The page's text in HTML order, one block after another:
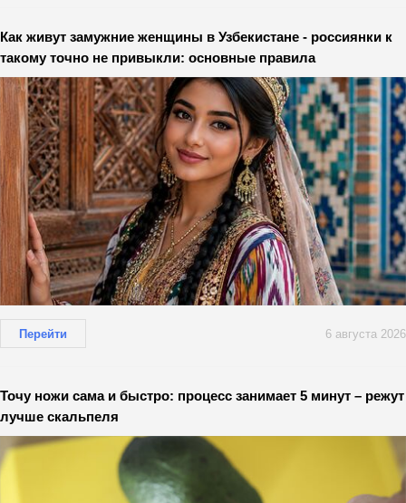
Как живут замужние женщины в Узбекистане - россиянки к
такому точно не привыкли: основные правила
Перейти 6 августа 2026
Точу ножи сама и быстро: процесс занимает 5 минут – режут
лучше скальпеля